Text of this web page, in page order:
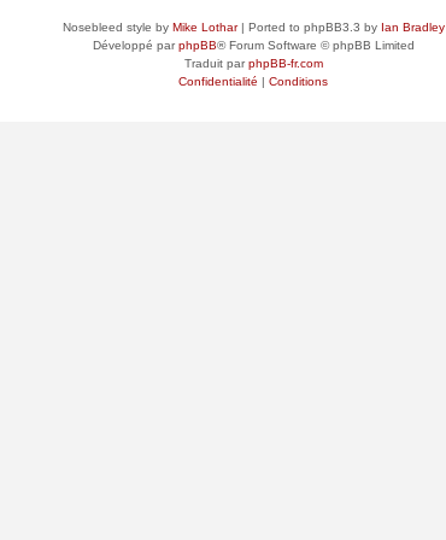
Nosebleed style by Mike Lothar| Ported to phpBB3.3 by Ian Bradley
Développé parphpBB® Forum Software © phpBB Limited
Traduit parphpBB-fr.com
Confidentialité | Conditions